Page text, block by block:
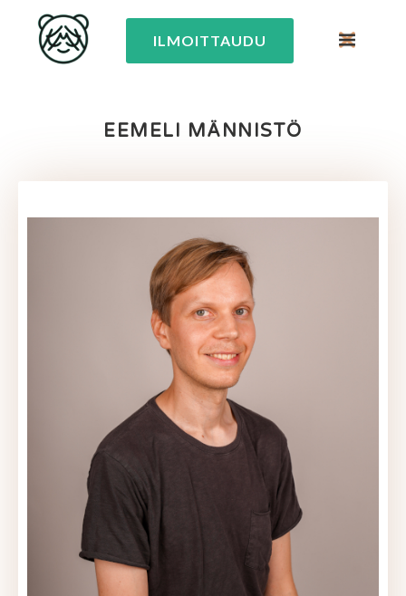
ILMOITTAUDU
EEMELI MÄNNISTÖ